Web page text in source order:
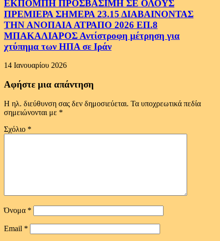
ΕΚΠΟΜΠΗ ΠΡΟΣΒΑΣΙΜΗ ΣΕ ΟΛΟΥΣ
ΠΡΕΜΙΕΡΑ ΣΗΜΕΡΑ 23.15 ΔΙΑΒΑΙΝΟΝΤΑΣ
ΤΗΝ ΑΝΟΠΑΙΑ ΑΤΡΑΠΟ 2026 ΕΠ.8
ΜΠΑΚΑΛΙΑΡΟΣ Αντίστροφη μέτρηση για
χτύπημα των ΗΠΑ σε Ιράν
14 Ιανουαρίου 2026
Αφήστε μια απάντηση
Η ηλ. διεύθυνση σας δεν δημοσιεύεται. Τα υποχρεωτικά πεδία
σημειώνονται με *
Σχόλιο *
Όνομα *
Email *